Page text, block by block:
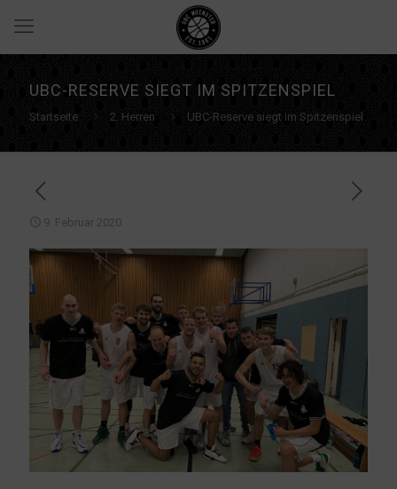
UBC-RESERVE SIEGT IM SPITZENSPIEL
Startseite 2. Herren UBC-Reserve siegt im Spitzenspiel
9. Februar 2020